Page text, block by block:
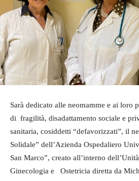
Sarà dedicato alle neomamme e ai loro
di fragilità, disadattamento sociale e
sanitaria, cosiddetti “defavorizzati”, il
Solidale” dell’Azienda Ospedaliero
San Marco”, creato all’interno
Ginecologia e Ostetricia diretta da